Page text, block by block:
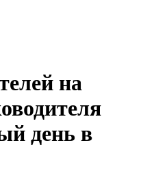
на
день в